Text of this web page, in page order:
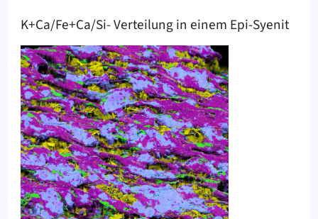
K+Ca/Fe+Ca/Si- Verteilung in einem Epi-Syenit